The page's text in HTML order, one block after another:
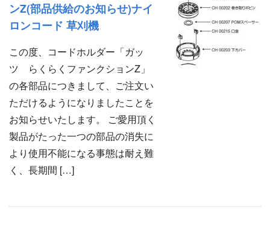
ンZ(部品供給のお知らせ)ナイ
ロンコード 草刈機
この度、コードホルダー「ガッ
ツ らくらくファンクションZ」
の各部品につきまして、ご注文い
ただけるようになりましたことを
お知らせいたします。 ご愛用頂く
製品がたった一つの部品の消失に
より使用不能になる事態は耐え難
く、長期間 […]